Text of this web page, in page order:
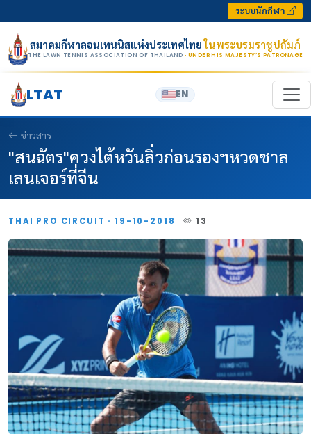
ระบบนักกีฬา
สมาคมกีฬาลอนเทนนิสแห่งประเทศไทยในพระบรมราชูปถัมภ์
THE LAWN TENNIS ASSOCIATION OF THAILAND · UNDER HIS MAJESTY’S PATRONAGE
LTAT EN
ข่าวสาร
"สนฉัตร"ควงไต้หวันลิ่วก่อนรองฯหวดชาล
เลนเจอร์ที่จีน
THAI PRO CIRCUIT · 19-10-2018 13